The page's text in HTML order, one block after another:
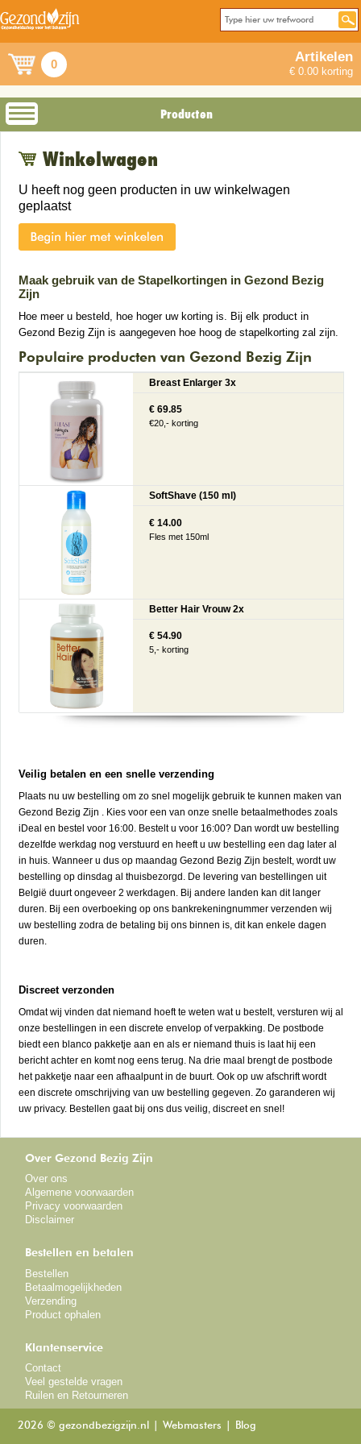
0 Artikelen
€ 0.00 korting
Producten
Winkelwagen
U heeft nog geen producten in uw winkelwagen
geplaatst
Maak gebruik van de Stapelkortingen in Gezond Bezig
Zijn
Hoe meer u besteld, hoe hoger uw korting is. Bij elk product in
Gezond Bezig Zijn is aangegeven hoe hoog de stapelkorting zal zijn.
Populaire producten van Gezond Bezig Zijn
Breast Enlarger 3x
€ 69.85
€20,- korting
SoftShave (150 ml)
€ 14.00
Fles met 150ml
Better Hair Vrouw 2x
€ 54.90
5,- korting
Veilig betalen en een snelle verzending
Plaats nu uw bestelling om zo snel mogelijk gebruik te kunnen maken van
Gezond Bezig Zijn . Kies voor een van onze snelle betaalmethodes zoals
iDeal en bestel voor 16:00. Bestelt u voor 16:00? Dan wordt uw bestelling
dezelfde werkdag nog verstuurd en heeft u uw bestelling een dag later al
in huis. Wanneer u dus op maandag Gezond Bezig Zijn bestelt, wordt uw
bestelling op dinsdag al thuisbezorgd. De levering van bestellingen uit
België duurt ongeveer 2 werkdagen. Bij andere landen kan dit langer
duren. Bij een overboeking op ons bankrekeningnummer verzenden wij
uw bestelling zodra de betaling bij ons binnen is, dit kan enkele dagen
duren.
Discreet verzonden
Omdat wij vinden dat niemand hoeft te weten wat u bestelt, versturen wij al
onze bestellingen in een discrete envelop of verpakking. De postbode
biedt een blanco pakketje aan en als er niemand thuis is laat hij een
bericht achter en komt nog eens terug. Na drie maal brengt de postbode
het pakketje naar een afhaalpunt in de buurt. Ook op uw afschrift wordt
een discrete omschrijving van uw bestelling gegeven. Zo garanderen wij
uw privacy. Bestellen gaat bij ons dus veilig, discreet en snel!
Over Gezond Bezig Zijn
Over ons
Algemene voorwaarden
Privacy voorwaarden
Disclaimer
Bestellen en betalen
Bestellen
Betaalmogelijkheden
Verzending
Product ophalen
Klantenservice
Contact
Veel gestelde vragen
Ruilen en Retourneren
2026 © gezondbezigzijn.nl Webmasters Blog